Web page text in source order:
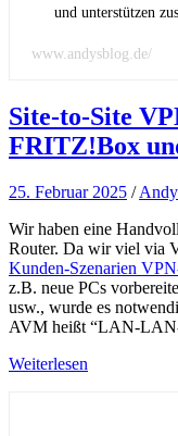
und unterstützen
www.andysblog.de/
Site-to-Site
FRITZ!Box
25. Februar 2025 /Andy
Wir haben eine
Router. Da wir viel via
Kunden-Szenarien
z.B. neue PCs
usw., wurde es
AVM heißt “LAN-
Weiterlesen